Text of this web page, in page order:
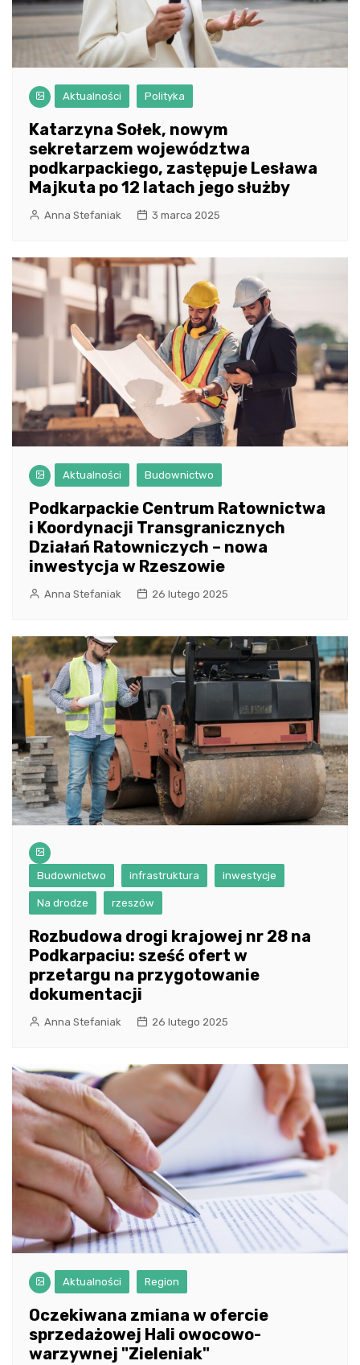
Aktualności Polityka
Katarzyna Sołek, nowym
sekretarzem województwa
podkarpackiego, zastępuje Lesława
Majkuta po 12 latach jego służby
Anna Stefaniak 3 marca 2025
Aktualności Budownictwo
Podkarpackie Centrum Ratownictwa
i Koordynacji Transgranicznych
Działań Ratowniczych – nowa
inwestycja w Rzeszowie
Anna Stefaniak 26 lutego 2025
Budownictwo infrastruktura inwestycje
Na drodze rzeszów
Rozbudowa drogi krajowej nr 28 na
Podkarpaciu: sześć ofert w
przetargu na przygotowanie
dokumentacji
Anna Stefaniak 26 lutego 2025
Aktualności Region
Oczekiwana zmiana w ofercie
sprzedażowej Hali owocowo-
warzywnej "Zieleniak"